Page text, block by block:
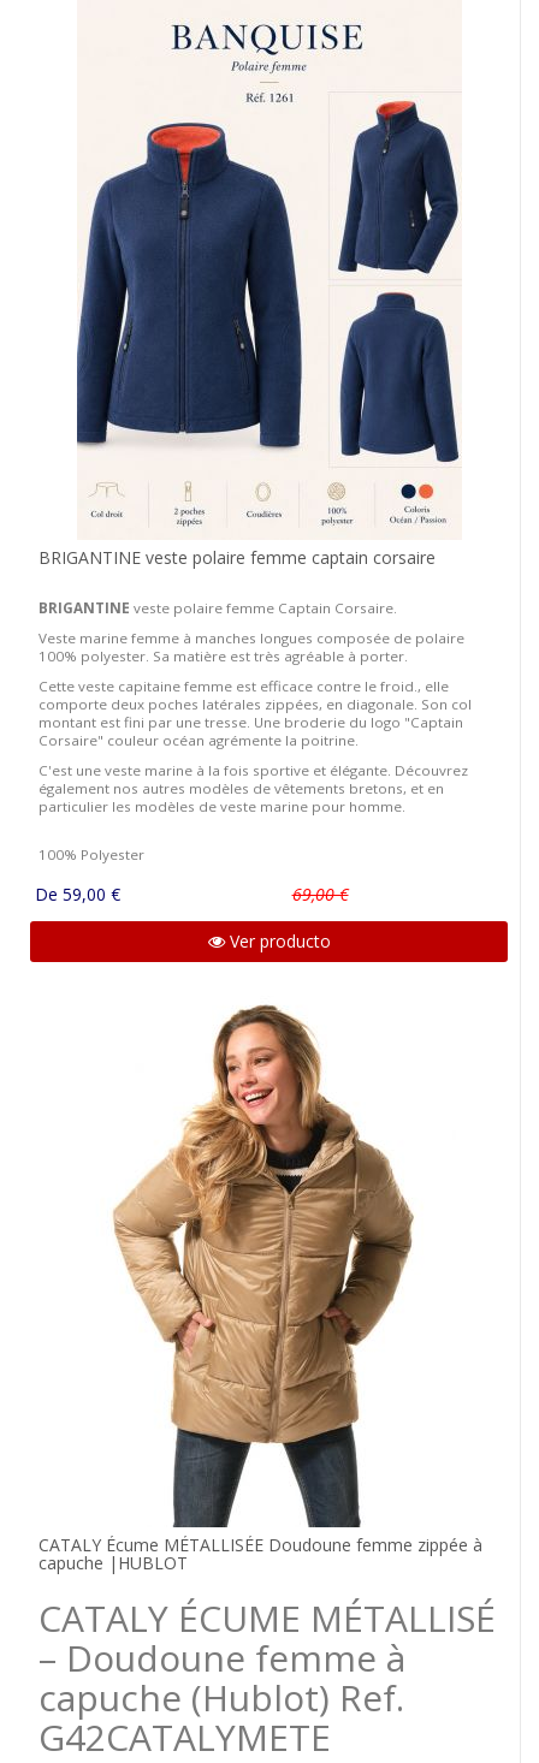
BRIGANTINE veste polaire femme captain corsaire
BRIGANTINE veste polaire femme Captain Corsaire.
Veste marine femme à manches longues composée de polaire
100% polyester. Sa matière est très agréable à porter.
Cette veste capitaine femme est efficace contre le froid., elle
comporte deux poches latérales zippées, en diagonale. Son col
montant est fini par une tresse. Une broderie du logo "Captain
Corsaire" couleur océan agrémente la poitrine.
C'est une veste marine à la fois sportive et élégante. Découvrez
également nos autres modèles de vêtements bretons, et en
particulier les modèles de veste marine pour homme.
100% Polyester
De 59,00 € 69,00 €
Ver producto
CATALY Écume MÉTALLISÉE Doudoune femme zippée à
capuche |HUBLOT
CATALY ÉCUME MÉTALLISÉ
– Doudoune femme à
capuche (Hublot) Ref.
G42CATALYMETE